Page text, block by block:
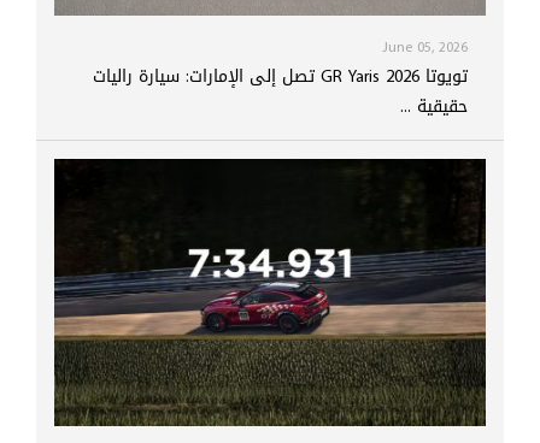
June 05, 2026
تويوتا GR Yaris 2026 تصل إلى الإمارات: سيارة راليات
حقيقية ...